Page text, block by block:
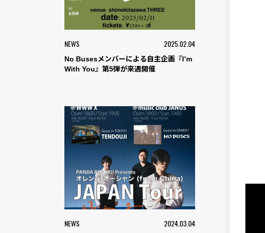
NEWS 2025.02.04
No Busesメンバーによる自主企画『I’m
With You』第5弾が来週開催
NEWS 2024.03.04